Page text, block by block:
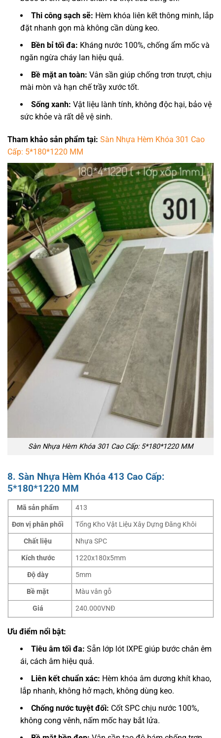
Thi công sạch sẽ: Hèm khóa liên kết thông minh, lắp
đặt nhanh gọn mà không cần dùng keo.
Bền bỉ tối đa: Kháng nước 100%, chống ẩm mốc và
ngăn ngừa cháy lan hiệu quả.
Bề mặt an toàn: Vân sần giúp chống trơn trượt, chịu
mài mòn và hạn chế trầy xước tốt.
Sống xanh: Vật liệu lành tính, không độc hại, bảo vệ
sức khỏe và rất dễ vệ sinh.
Tham khảo sản phẩm tại: Sàn Nhựa Hèm Khóa 301 Cao
Cấp: 5*180*1220 MM
Sàn Nhựa Hèm Khóa 301 Cao Cấp: 5*180*1220 MM
8. Sàn Nhựa Hèm Khóa 413 Cao Cấp:
5*180*1220 MM
Mã sản phẩm
413
Đơn vị phân phối
Tổng Kho Vật Liệu Xây Dựng Đăng Khôi
Chất liệu
Nhựa SPC
Kích thước
1220x180x5mm
Độ dày
5mm
Bề mặt
Màu vân gỗ
Giá
240.000VNĐ
Ưu điểm nổi bật:
Tiêu âm tối đa: Sẵn lớp lót IXPE giúp bước chân êm
ái, cách âm hiệu quả.
Liên kết chuẩn xác: Hèm khóa âm dương khít khao,
lắp nhanh, không hở mạch, không dùng keo.
Chống nước tuyệt đối: Cốt SPC chịu nước 100%,
không cong vênh, nấm mốc hay bắt lửa.